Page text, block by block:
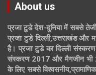
About us
प्रजा टुडे देश-दुनिया में सबसे
प्रजा टुडे दिल्ली,उत्तराखंड और
है। प्रजा टुडे का दिल्ली
संस्करण 2017 और मैगजीन भी
के लिए सबसे